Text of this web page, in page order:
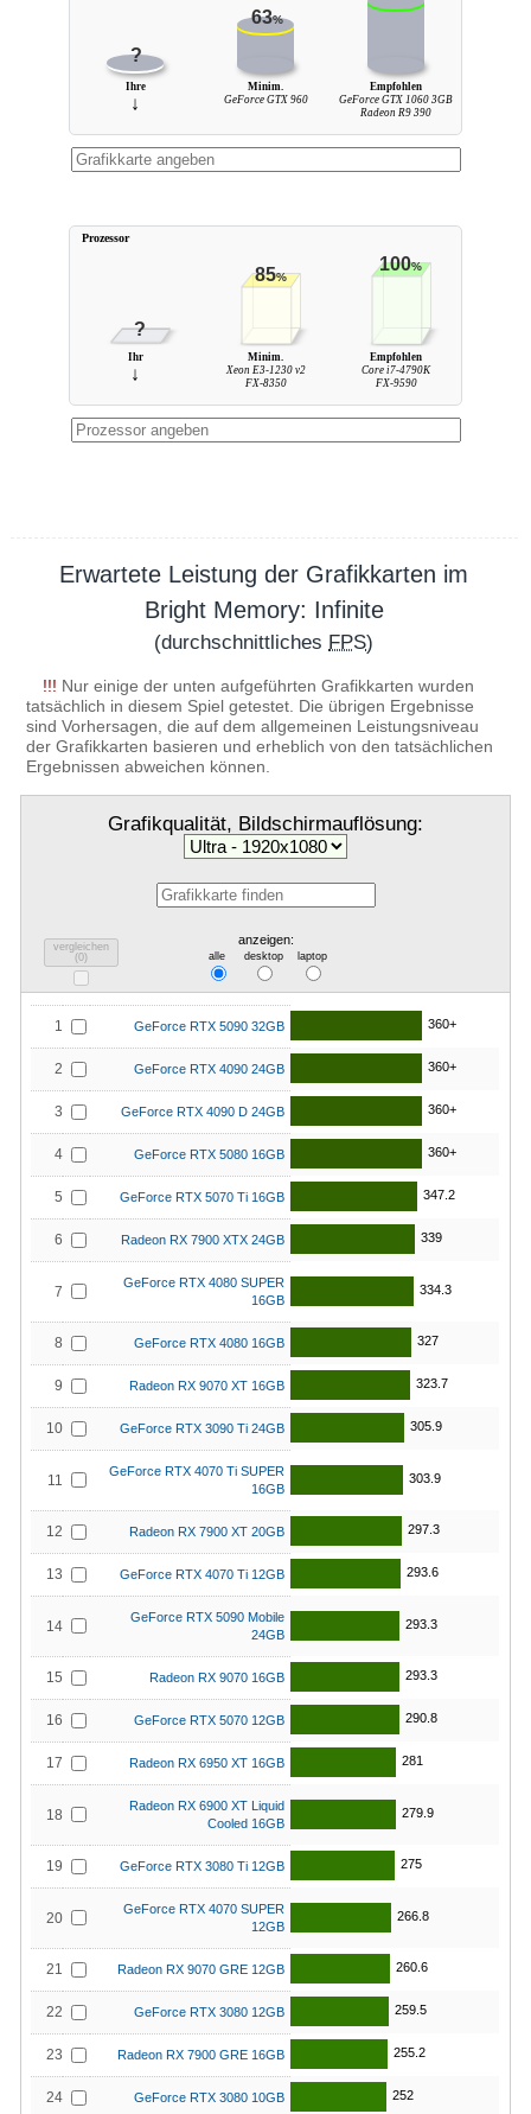
?
63%
Ihre
↓
Minim.
GeForce GTX 960
Empfohlen
GeForce GTX 1060 3GB
Radeon R9 390
?
85%
100%
Ihr
↓
Minim.
Xeon E3-1230 v2
FX-8350
Empfohlen
Core i7-4790K
FX-9590
Prozessor
Erwartete Leistung der Grafikkarten im
Bright Memory: Infinite
(durchschnittliches FPS)
!!! Nur einige der unten aufgeführten Grafikkarten wurden
tatsächlich in diesem Spiel getestet. Die übrigen Ergebnisse
sind Vorhersagen, die auf dem allgemeinen Leistungsniveau
der Grafikkarten basieren und erheblich von den tatsächlichen
Ergebnissen abweichen können.
Grafikqualität, Bildschirmauflösung:
vergleichen
(0)
anzeigen:
alle desktop laptop
1 GeForce RTX 5090 32GB 360+
2 GeForce RTX 4090 24GB 360+
3 GeForce RTX 4090 D 24GB 360+
4 GeForce RTX 5080 16GB 360+
5 GeForce RTX 5070 Ti 16GB 347.2
6 Radeon RX 7900 XTX 24GB 339
7
GeForce RTX 4080 SUPER
16GB
334.3
8 GeForce RTX 4080 16GB 327
9 Radeon RX 9070 XT 16GB 323.7
10 GeForce RTX 3090 Ti 24GB 305.9
11
GeForce RTX 4070 Ti SUPER
16GB
303.9
12 Radeon RX 7900 XT 20GB 297.3
13 GeForce RTX 4070 Ti 12GB 293.6
14
GeForce RTX 5090 Mobile
24GB
293.3
15 Radeon RX 9070 16GB 293.3
16 GeForce RTX 5070 12GB 290.8
17 Radeon RX 6950 XT 16GB 281
18
Radeon RX 6900 XT Liquid
Cooled 16GB
279.9
19 GeForce RTX 3080 Ti 12GB 275
20
GeForce RTX 4070 SUPER
12GB
266.8
21 Radeon RX 9070 GRE 12GB 260.6
22 GeForce RTX 3080 12GB 259.5
23 Radeon RX 7900 GRE 16GB 255.2
24 GeForce RTX 3080 10GB 252